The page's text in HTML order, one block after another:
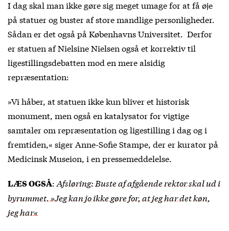
I dag skal man ikke gøre sig meget umage for at få øje
på statuer og buster af store mandlige personligheder.
Sådan er det også på Københavns Universitet. Derfor
er statuen af Nielsine Nielsen også et korrektiv til
ligestillingsdebatten mod en mere alsidig
repræsentation:
»Vi håber, at statuen ikke kun bliver et historisk
monument, men også en katalysator for vigtige
samtaler om repræsentation og ligestilling i dag og i
fremtiden,« siger Anne-Sofie Stampe, der er kurator på
Medicinsk Museion, i en pressemeddelelse.
LÆS OGSÅ: Afsløring: Buste af afgående rektor skal ud i
byrummet. »Jeg kan jo ikke gøre for, at jeg har det køn,
jeg har«